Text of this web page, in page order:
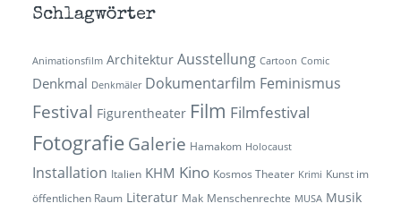
Schlagwörter
Animationsfilm Architektur Ausstellung Cartoon Comic
Denkmal Denkmäler Dokumentarfilm Feminismus
Festival Figurentheater Film Filmfestival
Fotografie Galerie Hamakom Holocaust
Installation Italien KHM Kino Kosmos Theater Krimi Kunst im
öffentlichen Raum Literatur Mak Menschenrechte MUSA Musik